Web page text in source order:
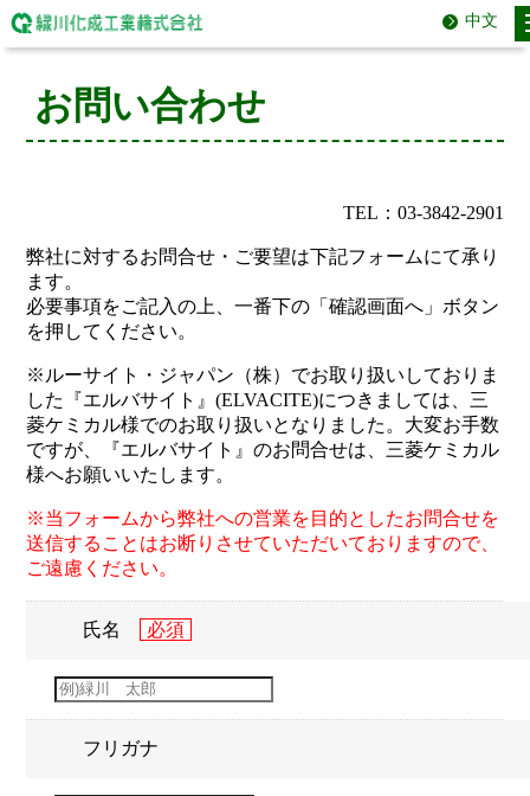
中文
お問い合わせ
TEL：03-3842-2901
弊社に対するお問合せ・ご要望は下記フォームにて承り
ます。
必要事項をご記入の上、一番下の「確認画面へ」ボタン
を押してください。
※ルーサイト・ジャパン（株）でお取り扱いしておりま
した『エルバサイト』(ELVACITE)につきましては、三
菱ケミカル様でのお取り扱いとなりました。大変お手数
ですが、『エルバサイト』のお問合せは、三菱ケミカル
様へお願いいたします。
※当フォームから弊社への営業を目的としたお問合せを
送信することはお断りさせていただいておりますので、
ご遠慮ください。
氏名
フリガナ